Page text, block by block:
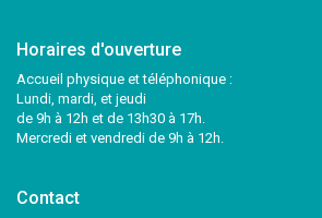
Horaires d'ouverture
Accueil physique et téléphonique :
Lundi, mardi, et jeudi
de 9h à 12h et de 13h30 à 17h.
Mercredi et vendredi de 9h à 12h.
Contact